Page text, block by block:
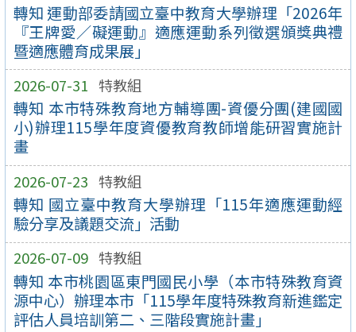
轉知 運動部委請國立臺中教育大學辦理「2026年
『王牌愛／礙運動』適應運動系列徵選頒獎典禮
暨適應體育成果展」
2026-07-31 特教組
轉知 本市特殊教育地方輔導團-資優分團(建國國
小)辦理115學年度資優教育教師增能研習實施計
畫
2026-07-23 特教組
轉知 國立臺中教育大學辦理「115年適應運動經
驗分享及議題交流」活動
2026-07-09 特教組
轉知 本市桃園區東門國民小學（本市特殊教育資
源中心）辦理本市「115學年度特殊教育新進鑑定
評估人員培訓第二、三階段實施計畫」